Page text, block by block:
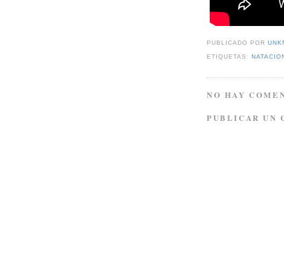
PUBLICADO POR
ETIQUETAS:
NO HAY
PUBLICAR UN